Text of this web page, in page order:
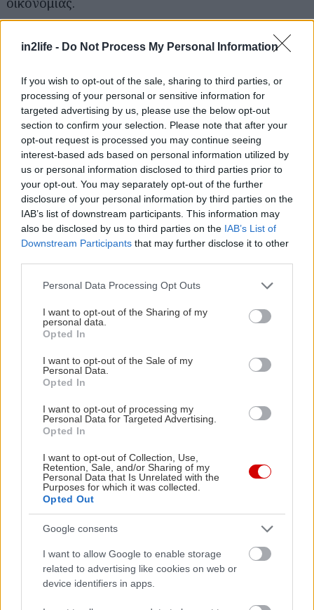
in2life - Do Not Process My Personal Information
If you wish to opt-out of the sale, sharing to third parties, or
processing of your personal or sensitive information for
targeted advertising by us, please use the below opt-out
section to confirm your selection. Please note that after your
opt-out request is processed you may continue seeing
interest-based ads based on personal information utilized by
us or personal information disclosed to third parties prior to
your opt-out. You may separately opt-out of the further
disclosure of your personal information by third parties on the
IAB’s list of downstream participants. This information may
also be disclosed by us to third parties on the IAB’s List of
Downstream Participants that may further disclose it to other
Please note that this website/app uses one or more Google
not limited to your visit or usage behaviour. You may click to
grant or deny consent to Google and its third-party tags to
use your data for below specified purposes in below Google
consent section.
Personal Data Processing Opt Outs
I want to opt-out of the Sharing of my
personal data.
Opted In
I want to opt-out of the Sale of my
Personal Data.
Opted In
I want to opt-out of processing my
Personal Data for Targeted Advertising.
Opted In
I want to opt-out of Collection, Use,
Retention, Sale, and/or Sharing of my
Personal Data that Is Unrelated with the
Purposes for which it was collected.
Opted Out
Google consents
I want to allow Google to enable storage
related to advertising like cookies on web or
device identifiers in apps.
Ο οικογενειακός προϋπολογισμός δεν αντέχει
Το βάρος της αγοράς ενός αυτοκινήτου στον
προϋπολογισμό του νοικοκυριού είναι κάτι που θα
αντιμετωπίσουμε», δήλωσε τον περασμένο μήνα ο
διευθύνων σύμβουλος
της Stellantis, Carlos Tavares.
Προς το παρόν, η αυτοκινητοβιομηχανία σκόπευει
να μεταφέρει το δικό της αυξανόμενο κόστος
στους καταναλωτές, αλλά αυτό δεν μπορούσε να
αυξήσεις τιμών», είπε ο Carlos Tavares.
Εκπτώσεις και κίνητρα
Στις ΗΠΑ, η Ford εξέταζει το ενδεχόμενο να
επαναφέρει τις εκπτώσεις και τα κίνητρα που
εφοδιαστική αλυσίδα, δήλωσε ο Οικονομικός
Διευθυντής John Lawler. «
ανακουφιστική βαλβίδα που μας πηγαίνει
μπροστά», είπε.